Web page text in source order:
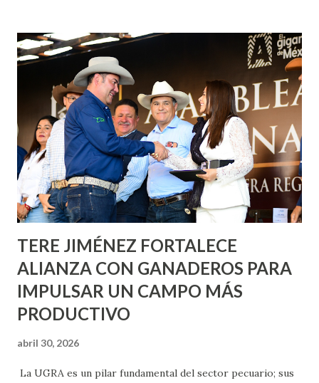
Corazón Urbano y el Municipio capital. Leo Montañez
informó que en este programa se usarán cerca de 90 mil
metros cuadrados de pintura, para dar inicio en la calle
Nieto, entre Jesús F. Elizondo y la calle 22 de Octubre, con
lo que se aplicará pintura en 66 casas. Posteriormente se
llevará este programa a Villas de Nuestra Señora de la
Asunción, Avenida Alameda y Decreto 27 de Septiembre, en
los edificios FOVISSSTE Ojo de Agua, en la comunidad
Norias de Paso Hondo y en los edificios de...
TERE JIMÉNEZ FORTALECE
ALIANZA CON GANADEROS PARA
IMPULSAR UN CAMPO MÁS
PRODUCTIVO
abril 30, 2026
La UGRA es un pilar fundamental del sector pecuario; sus